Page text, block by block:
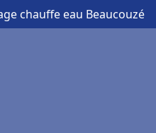
chauffe eau Beaucouzé